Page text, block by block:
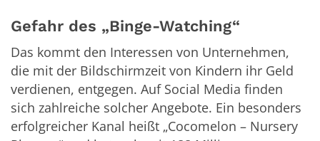
Gefahr des „Binge-Watching“
Das kommt den Interessen von Unternehmen,
die mit der Bildschirmzeit von Kindern ihr Geld
verdienen, entgegen. Auf Social Media finden
sich zahlreiche solcher Angebote. Ein besonders
erfolgreicher Kanal heißt „Cocomelon – Nursery